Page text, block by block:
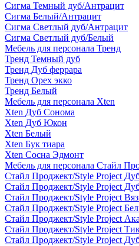
Сигма Темный дуб/Антрацит
Сигма Белый/Антрацит
Сигма Светлый дуб/Антрацит
Сигма Светлый дуб/Белый
Мебель для персонала Тренд
Тренд Темный дуб
Тренд Дуб феррара
Тренд Орех экко
Тренд Белый
Мебель для персонала Xten
Xten Дуб Сонома
Xten Дуб Юкон
Xten Белый
Xten Бук тиара
Xten Сосна Эдмонт
Мебель для персонала Стайл
Стайл Проджект/Style Project
Стайл Проджект/Style Project
Стайл Проджект/Style Project
Стайл Проджект/Style Project
Стайл Проджект/Style Project
Стайл Проджект/Style Project
Стайл Проджект/Style Project